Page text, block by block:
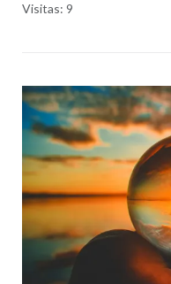
Visitas: 9